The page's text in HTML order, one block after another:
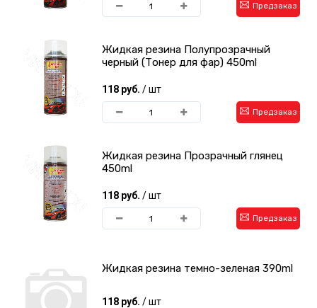
Предзаказ
Жидкая резина Полупрозрачный
черный (Тонер для фар) 450ml
118 руб. / шт
Предзаказ
Жидкая резина Прозрачный глянец
450ml
118 руб. / шт
Предзаказ
Жидкая резина темно-зеленая 390ml
118 руб. / шт